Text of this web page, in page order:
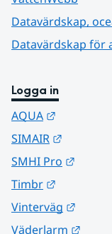
Datavärdskap,
Datavärdskap för
Logga in
AQUA
SIMAIR
SMHI Pro
Timbr
Vinterväg
Väderlarm